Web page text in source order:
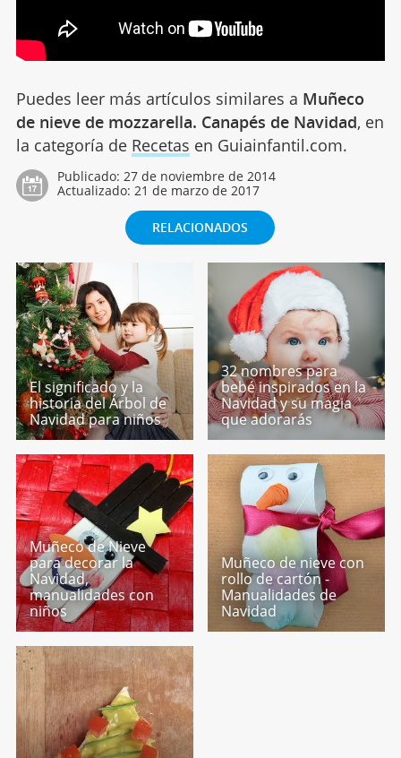
Puedes leer más artículos similares a Muñeco
de nieve de mozzarella. Canapés de Navidad, en
la categoría de Recetas en Guiainfantil.com.
Publicado: 27 de noviembre de 2014
Actualizado: 21 de marzo de 2017
RELACIONADOS
El significado y la
historia del Árbol de
Navidad para niños
32 nombres para
bebé inspirados en la
Navidad y su magia
que adorarás
Muñeco de Nieve
para decorar la
Navidad,
manualidades con
niños
Muñeco de nieve con
rollo de cartón -
Manualidades de
Navidad